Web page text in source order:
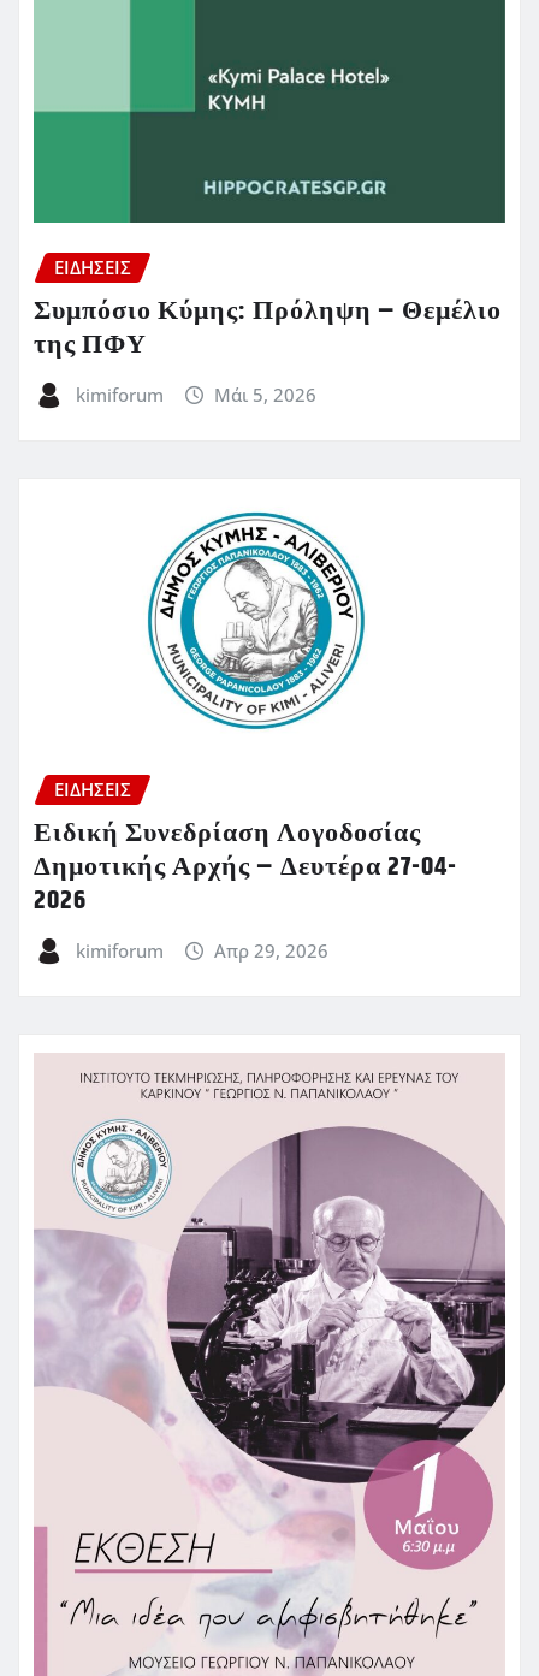
ΕΙΔΗΣΕΙΣ
Συμπόσιο Κύμης: Πρόληψη – Θεμέλιο
της ΠΦΥ
kimiforum Μάι 5, 2026
ΕΙΔΗΣΕΙΣ
Ειδική Συνεδρίαση Λογοδοσίας
Δημοτικής Αρχής – Δευτέρα 27-04-
2026
kimiforum Απρ 29, 2026